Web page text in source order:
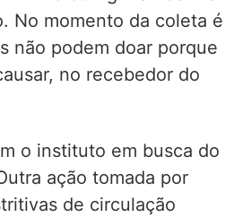
No momento da coleta é
não podem doar porque
no recebedor do
o instituto em busca do
ação tomada por
de circulação